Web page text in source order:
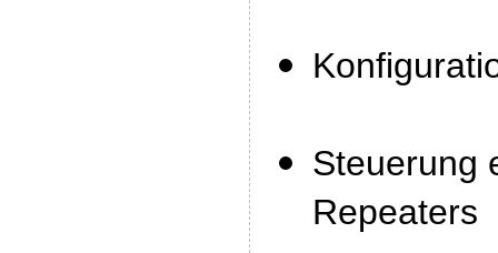
Steuerung
Repeaters